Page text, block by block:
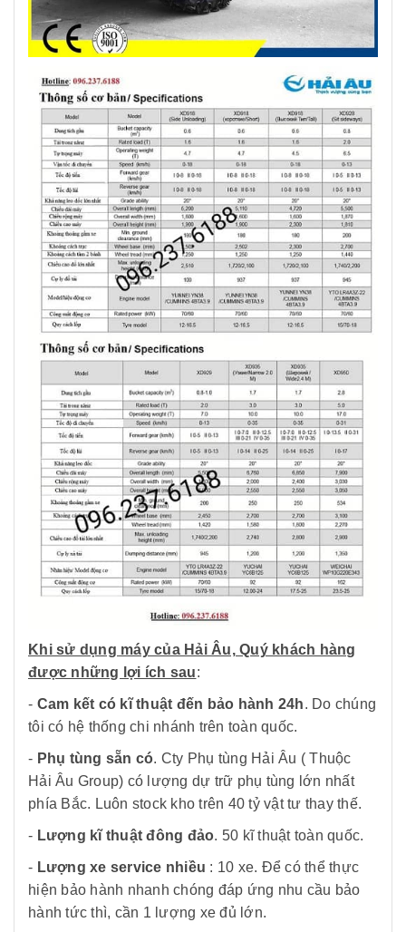
Khi sử dụng máy của Hải Âu, Quý khách hàng
được những lợi ích sau:
- Cam kết có kĩ thuật đến bảo hành 24h. Do chúng
tôi có hệ thống chi nhánh trên toàn quốc.
- Phụ tùng sẵn có. Cty Phụ tùng Hải Âu ( Thuộc
Hải Âu Group) có lượng dự trữ phụ tùng lớn nhất
phía Bắc. Luôn stock kho trên 40 tỷ vật tư thay thế.
- Lượng kĩ thuật đông đảo. 50 kĩ thuật toàn quốc.
- Lượng xe service nhiều : 10 xe. Để có thể thực
hiện bảo hành nhanh chóng đáp ứng nhu cầu bảo
hành tức thì, cần 1 lượng xe đủ lớn.